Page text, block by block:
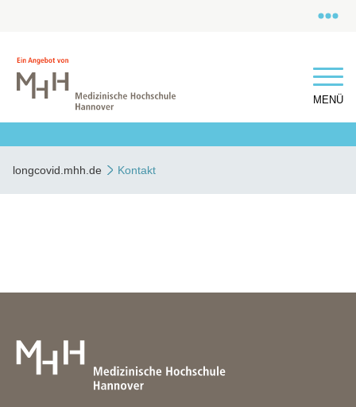
MENÜ
longcovid.mhh.de Kontakt